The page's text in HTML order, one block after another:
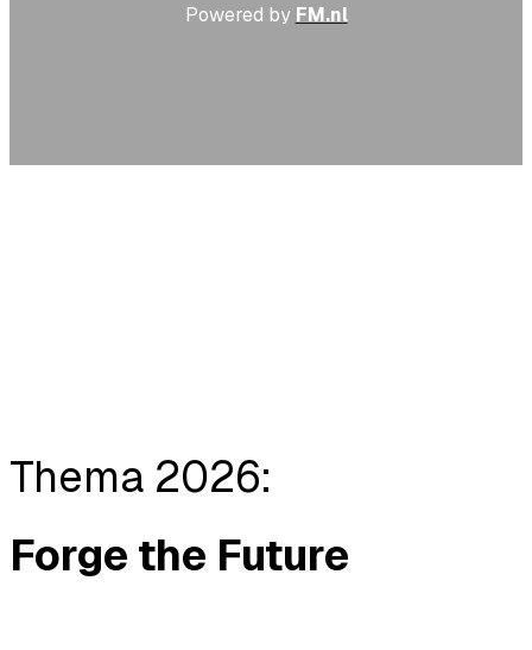
Powered by FM.nl
Thema 2026:
Forge the Future